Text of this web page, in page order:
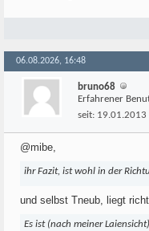
06.08.2026, 16:48
bruno68
Erfahrener
seit: 19.01.2013
@mibe,
ihr Fazit, ist wohl in der
und selbst Tneub, liegt
Es ist (nach meiner